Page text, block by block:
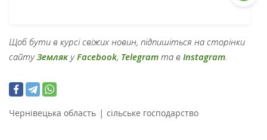
Щоб бути в курсі свіжих новин, підпишіться на сторінки
сайтуЗемлякуFacebook, Telegram та в Instagram
Чернівецька область | сільське господарство